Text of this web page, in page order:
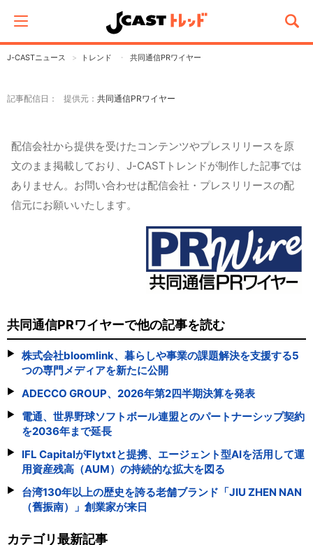
J-CASTニュース トレンド 共同通信PRワイヤー
記事配信日： 提供元： 共同通信PRワイヤー
配信会社から提供を受けたコンテンツやプレスリリースを原
文のまま掲載しており、J-CASTトレンドが制作した記事では
ありません。お問い合わせは配信会社・プレスリリースの配
信元にお願いいたします。
共同通信PRワイヤーで他の記事を読む
株式会社bloomlink、暮らしや事業の課題解決を支援する5
つの専門メディアを新たに公開
ADECCO GROUP、2026年第2四半期決算を発表
電通、世界野球ソフトボール連盟とのパートナーシップ契約
を2036年まで延長
IFL CapitalがFlytxtと提携、エージェント型AIを活用して運
用資産残高（AUM）の持続的な拡大を図る
台湾130年以上の歴史を誇る老舗ブランド「JIU ZHEN NAN
（舊振南）」創業家が来日
カテゴリ最新記事